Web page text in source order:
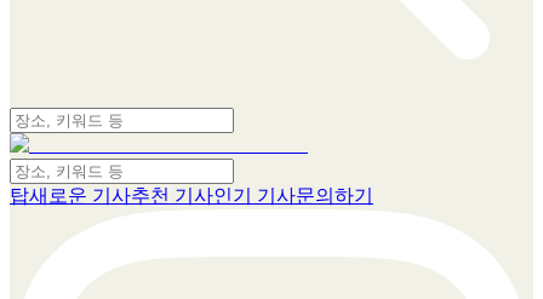
탑새로운 기사추천 기사인기 기사문의하기